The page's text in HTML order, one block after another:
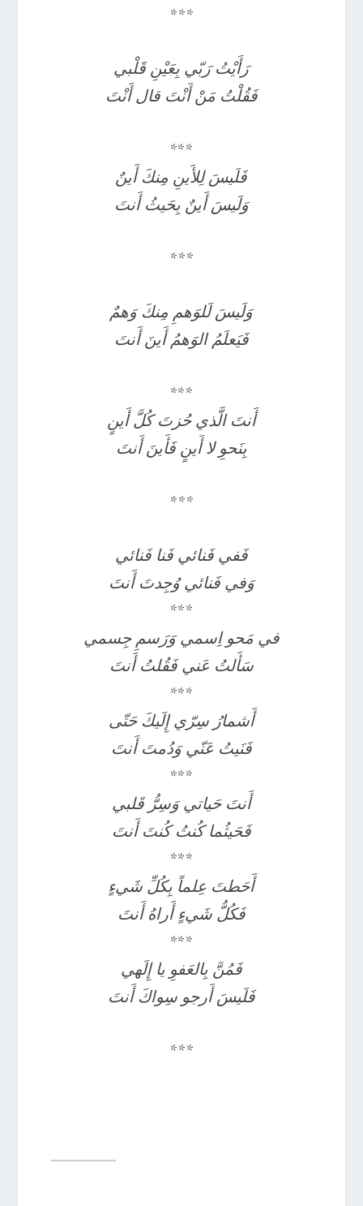
***
رَأَيْتُ رَبّي بِعَيْنِ قَلْبي
فَقُلْتُ مَنْ أَنْتَ قال أَنْتَ
***
فَلَيسَ لِلأَينِ مِنكَ أَينٌ
وَلَيسَ أَينٌ بِحَيثُ أَنتَ
***
وَلَيسَ لَلوَهمِ مِنكَ وَهمٌ
فَيَعلَمُ الوَهمُ أَينَ أَنتَ
***
أَنتَ الَّذي حُزتَ كُلَّ أَينٍ
بِنَحوِ لا أَينٍ فَأَينَ أَنتَ
***
فَفي فَنائي فَنا فَنائي
وَفي فَنائي وُجِدتَ أَنتَ
***
في مَحو اِسمي وَرَسمِ جِسمي
سَأَلتُ عَني فَقُلتُ أَنتَ
***
أَشمارُ سِرّي إِلَيكَ حَتّى
فَنَيتُ عَنّي وَدُمتَ أَنتَ
***
أَنتَ حَياتي وَسِرُّ قَلبي
فَحَيثُما كُنتُ كُنتَ أَنتَ
***
أَحَطتَ عِلماً بِكُلِّ شَيءٍ
فَكُلُّ شَيءٍ أَراهُ أَنتَ
***
فَمُنَّ بِالعَفوِ يا إِلَهي
فَلَيسَ أَرجو سِواكَ أَنتَ
***